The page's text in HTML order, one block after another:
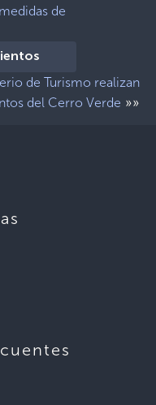
de
de Turismo realizan
del Cerro Verde »»